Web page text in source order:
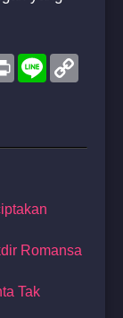
Print Line
Romansa
Tak